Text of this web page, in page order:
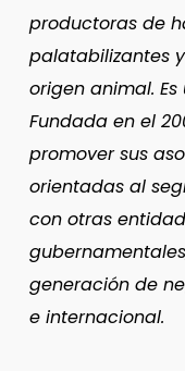
productoras de
palatabilizantes
origen animal.
Fundada en el
promover sus
orientadas al
con otras
generación de
e internacional.